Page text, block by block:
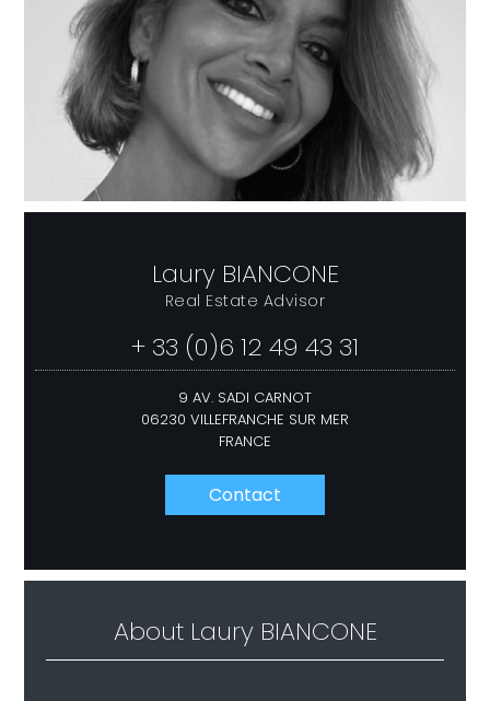
Laury BIANCONE
Real Estate Advisor
+ 33 (0)6 12 49 43 31
9 AV. SADI CARNOT
06230 VILLEFRANCHE SUR MER
FRANCE
Contact
AboutLaury BIANCONE